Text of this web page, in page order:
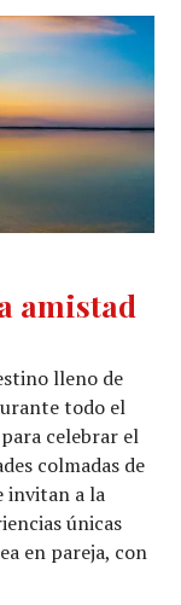
amistad
lleno de
todo el
celebrar el
colmadas de
invitan a la
únicas
en pareja, con
del amor y la